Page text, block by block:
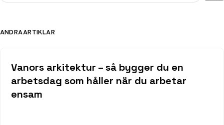
ANDRA ARTIKLAR
Vanors arkitektur – så bygger du en
arbetsdag som håller när du arbetar
ensam